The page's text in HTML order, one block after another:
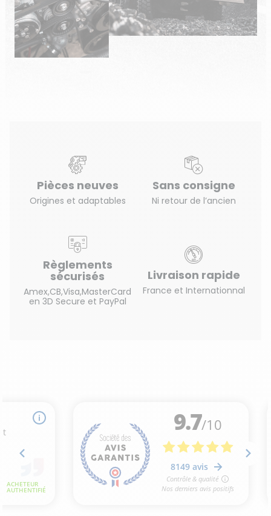
Pièces neuves
Origines et adaptables
Sans consigne
Ni retour de l’ancien
Règlements
sécurisés
Amex,CB,Visa,MasterCard
en 3D Secure et PayPal
Livraison rapide
France et Internationnal